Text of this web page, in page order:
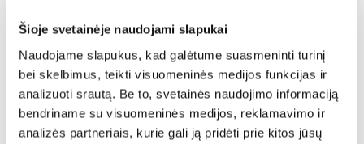
Šioje svetainėje naudojami slapukai
Naudojame slapukus, kad galėtume suasmeninti turinį
bei skelbimus, teikti visuomeninės medijos funkcijas ir
analizuoti srautą. Be to, svetainės naudojimo informaciją
bendriname su visuomeninės medijos, reklamavimo ir
analizės partneriais, kurie gali ją pridėti prie kitos jūsų